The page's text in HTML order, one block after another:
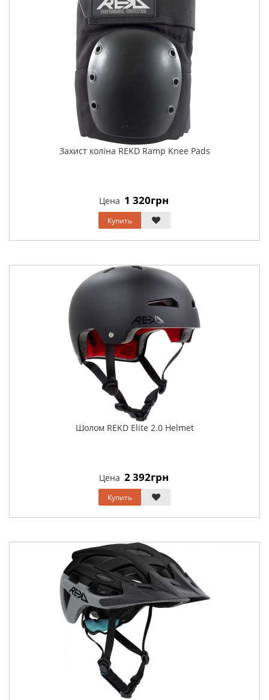
Захист коліна REKD Ramp Knee Pads
Цена 1 320грн
Купить
Шолом REKD Elite 2.0 Helmet
Цена 2 392грн
Купить